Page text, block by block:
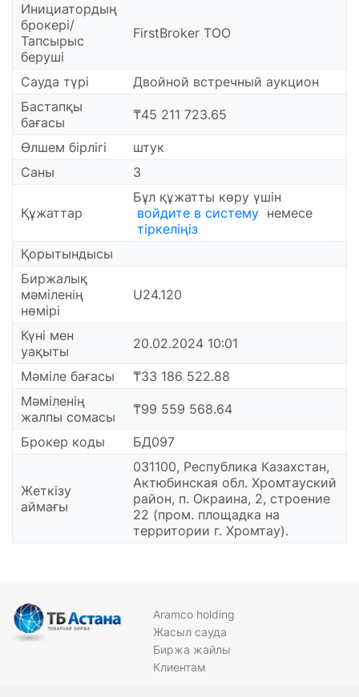
Инициатордың
брокері/
Тапсырыс
беруші
FirstBroker ТОО
Сауда түрі
Двойной встречный аукцион
Бастапқы
бағасы
₸45 211 723.65
Өлшем бірлігі
штук
Саны
3
Құжаттар
Бұл құжатты көру үшін
войдите в систему немесе
тіркеліңіз
Қорытындысы
Биржалық
мәміленің
нөмірі
U24.120
Күні мен
уақыты
20.02.2024 10:01
Мәміле бағасы
₸33 186 522.88
Мәміленің
жалпы сомасы
₸99 559 568.64
Брокер коды БД097
Жеткізу
аймағы
031100, Республика Казахстан,
Актюбинская обл. Хромтауский
район, п. Окраина, 2, строение
22 (пром. площадка на
территории г. Хромтау).
Aramco holding
Жасыл сауда
Биржа жайлы
Клиентам